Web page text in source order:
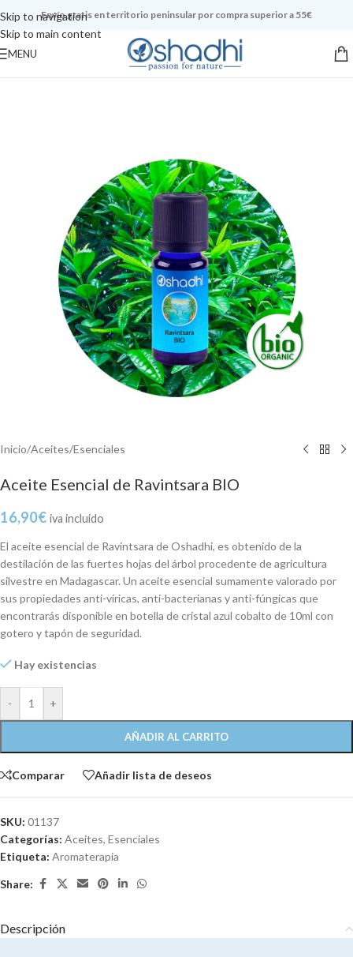
Skip to navigation
Skip to main content
Envío gratis en territorio peninsular por compra superior a 55€
MENU
Inicio/Aceites/Esenciales
Aceite Esencial de Ravintsara BIO
16,90€ iva incluido
El aceite esencial de Ravintsara de Oshadhi, es obtenido de la
destilación de las fuertes hojas del árbol procedente de agricultura
silvestre en Madagascar. Un aceite esencial sumamente valorado por
sus propiedades anti-víricas, anti-bacterianas y anti-fúngicas que
encontrarás disponible en botella de cristal azul cobalto de 10ml con
gotero y tapón de seguridad.
Hay existencias
- +
AÑADIR AL CARRITO
Comparar Añadir lista de deseos
SKU: 01137
Categorías: Aceites, Esenciales
Etiqueta: Aromaterapia
Share:
Descripción